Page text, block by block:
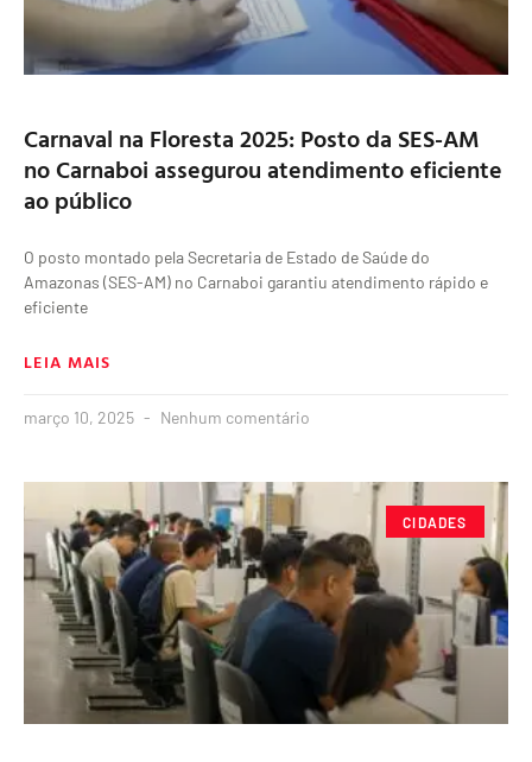
Carnaval na Floresta 2025: Posto da SES-AM
no Carnaboi assegurou atendimento eficiente
ao público
O posto montado pela Secretaria de Estado de Saúde do
Amazonas (SES-AM) no Carnaboi garantiu atendimento rápido e
eficiente
LEIA MAIS
março 10, 2025 Nenhum comentário
CIDADES